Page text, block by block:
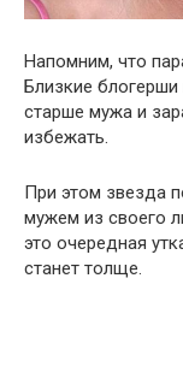
Напомним, что
Близкие
старше мужа и
избежать.
При этом звезда
мужем из своего
это очередная
станет толще.